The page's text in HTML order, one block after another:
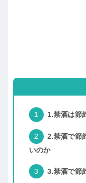
1.禁酒は節
2.禁酒で節
いのか
3.禁酒で節